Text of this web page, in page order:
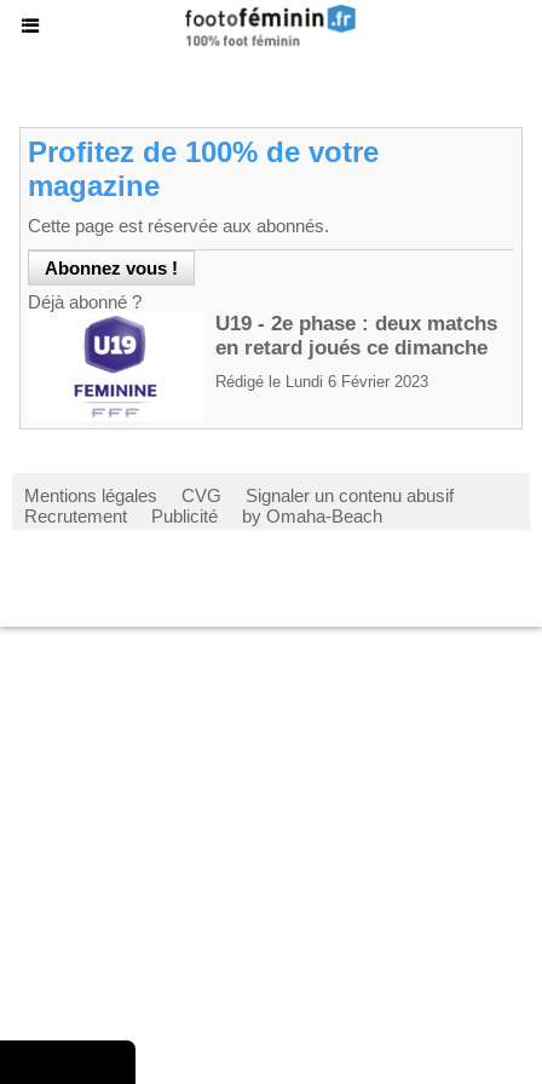
Profitez de 100% de votre
magazine
Cette page est réservée aux abonnés.
Déjà abonné ?
U19 - 2e phase : deux matchs
en retard joués ce dimanche
Rédigé le Lundi 6 Février 2023
Mentions légales CVG
Signaler un contenu abusif
Recrutement
Publicité by Omaha-Beach